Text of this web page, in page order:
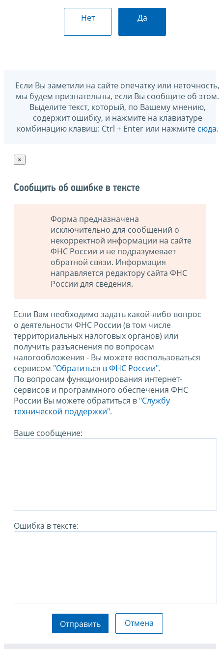
Нет Да
Если Вы заметили на сайте опечатку или неточность,
мы будем признательны, если Вы сообщите об этом.
Выделите текст, который, по Вашему мнению,
содержит ошибку, и нажмите на клавиатуре
комбинацию клавиш: Ctrl + Enter или нажмите сюда.
×
Сообщить об ошибке в тексте
Форма предназначена
исключительно для сообщений о
некорректной информации на сайте
ФНС России и не подразумевает
обратной связи. Информация
направляется редактору сайта ФНС
России для сведения.
Если Вам необходимо задать какой-либо вопрос
о деятельности ФНС России (в том числе
территориальных налоговых органов) или
получить разъяснения по вопросам
налогообложения - Вы можете воспользоваться
сервисом "Обратиться в ФНС России".
По вопросам функционирования интернет-
сервисов и программного обеспечения ФНС
России Вы можете обратиться в "Службу
технической поддержки".
Ваше сообщение:
Ошибка в тексте:
Отправить Отмена